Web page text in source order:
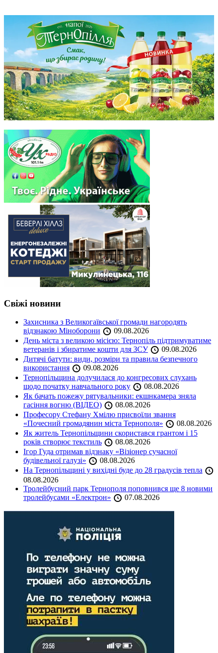
Свіжі новини
Захисника з Великогаївської громади нагородять
відзнакою Міноборони
09.08.2026
День міста з великою місією: Тернопіль підтримуватиме
ветеранів і збиратиме кошти для ЗСУ
09.08.2026
Дитячі батути: види, розміри та правила безпечного
використання
09.08.2026
Тернопільщина долучилася до конгресових слухань
щодо початку навчального року
08.08.2026
Як бачать пожежу рятувальники: екшнкамера зняла
гасіння вогню (ВІДЕО)
08.08.2026
Професору Стефану Хмілю присвоїли звання
«Почесний громадянин міста Тернополя»
08.08.2026
Як житель Тернопільщини скористався грантом і 15
років створює текстиль
08.08.2026
Ігор Гуда отримав відзнаку «Візіонер сучасної
будівельної галузі»
08.08.2026
На Тернопільщині у вихідні буде до 28 градусів тепла
08.08.2026
Тролейбусний парк Тернополя поповнився ще 8 новими
тролейбусами «Електрон»
07.08.2026